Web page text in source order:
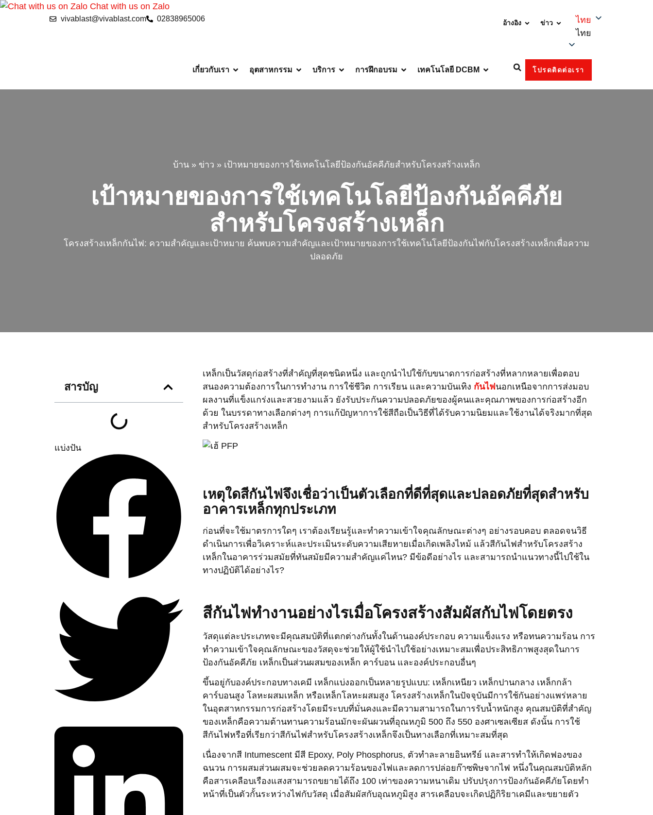
Chat with us on Zalo
vivablast@vivablast.com 02838965006 อ้างอิง ข่าว
ไทย
ไทย
เกี่ยวกับเรา อุตสาหกรรม บริการ การฝึกอบรม เทคโนโลยี DCBM โปรดติดต่อเรา
บ้าน » ข่าว » เป้าหมายของการใช้เทคโนโลยีป้องกันอัคคีภัยสำหรับโครงสร้างเหล็ก
เป้าหมายของการใช้เทคโนโลยีป้องกันอัคคีภัย
สำหรับโครงสร้างเหล็ก
โครงสร้างเหล็กกันไฟ: ความสำคัญและเป้าหมาย ค้นพบความสำคัญและเป้าหมายของการใช้เทคโนโลยีป้องกันไฟกับโครงสร้างเหล็กเพื่อความ
ปลอดภัย
สารบัญ
แบ่งปัน
เหล็กเป็นวัสดุก่อสร้างที่สำคัญที่สุดชนิดหนึ่ง และถูกนำไปใช้กับขนาดการก่อสร้างที่หลากหลายเพื่อตอบ
สนองความต้องการในการทำงาน การใช้ชีวิต การเรียน และความบันเทิง กันไฟนอกเหนือจากการส่งมอบ
ผลงานที่แข็งแกร่งและสวยงามแล้ว ยังรับประกันความปลอดภัยของผู้คนและคุณภาพของการก่อสร้างอีก
ด้วย ในบรรดาทางเลือกต่างๆ การแก้ปัญหาการใช้สีถือเป็นวิธีที่ได้รับความนิยมและใช้งานได้จริงมากที่สุด
สำหรับโครงสร้างเหล็ก
เหตุใดสีกันไฟจึงเชื่อว่าเป็นตัวเลือกที่ดีที่สุดและปลอดภัยที่สุดสำหรับ
อาคารเหล็กทุกประเภท
ก่อนที่จะใช้มาตรการใดๆ เราต้องเรียนรู้และทำความเข้าใจคุณลักษณะต่างๆ อย่างรอบคอบ ตลอดจนวิธี
ดำเนินการเพื่อวิเคราะห์และประเมินระดับความเสียหายเมื่อเกิดเพลิงไหม้ แล้วสีกันไฟสำหรับโครงสร้าง
เหล็กในอาคารร่วมสมัยที่ทันสมัยมีความสำคัญแค่ไหน? มีข้อดีอย่างไร และสามารถนำแนวทางนี้ไปใช้ใน
ทางปฏิบัติได้อย่างไร?
สีกันไฟทำงานอย่างไรเมื่อโครงสร้างสัมผัสกับไฟโดยตรง
วัสดุแต่ละประเภทจะมีคุณสมบัติที่แตกต่างกันทั้งในด้านองค์ประกอบ ความแข็งแรง หรือทนความร้อน การ
ทำความเข้าใจคุณลักษณะของวัสดุจะช่วยให้ผู้ใช้นำไปใช้อย่างเหมาะสมเพื่อประสิทธิภาพสูงสุดในการ
ป้องกันอัคคีภัย เหล็กเป็นส่วนผสมของเหล็ก คาร์บอน และองค์ประกอบอื่นๆ
ขึ้นอยู่กับองค์ประกอบทางเคมี เหล็กแบ่งออกเป็นหลายรูปแบบ: เหล็กเหนียว เหล็กปานกลาง เหล็กกล้า
คาร์บอนสูง โลหะผสมเหล็ก หรือเหล็กโลหะผสมสูง โครงสร้างเหล็กในปัจจุบันมีการใช้กันอย่างแพร่หลาย
ในอุตสาหกรรมการก่อสร้างโดยมีระบบที่มั่นคงและมีความสามารถในการรับน้ำหนักสูง คุณสมบัติที่สำคัญ
ของเหล็กคือความต้านทานความร้อนมักจะผันผวนที่อุณหภูมิ 500 ถึง 550 องศาเซลเซียส ดังนั้น การใช้
สีกันไฟหรือที่เรียกว่าสีกันไฟสำหรับโครงสร้างเหล็กจึงเป็นทางเลือกที่เหมาะสมที่สุด
เนื่องจากสี Intumescent มีสี Epoxy, Poly Phosphorus, ตัวทำละลายอินทรีย์ และสารทำให้เกิดฟองของ
ฉนวน การผสมส่วนผสมจะช่วยลดความร้อนของไฟและลดการปล่อยก๊าซพิษจากไฟ หนึ่งในคุณสมบัติหลัก
คือสารเคลือบเรืองแสงสามารถขยายได้ถึง 100 เท่าของความหนาเดิม ปรับปรุงการป้องกันอัคคีภัยโดยทำ
หน้าที่เป็นตัวกั้นระหว่างไฟกับวัสดุ เมื่อสัมผัสกับอุณหภูมิสูง สารเคลือบจะเกิดปฏิกิริยาเคมีและขยายตัว